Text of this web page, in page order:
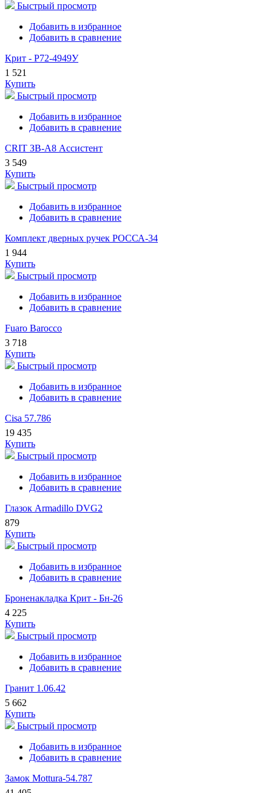
Быстрый просмотр
Добавить в избранное
Добавить в сравнение
Крит - Р72-4949У
1 521
Купить
Быстрый просмотр
Добавить в избранное
Добавить в сравнение
CRIT ЗВ-А8 Ассистент
3 549
Купить
Быстрый просмотр
Добавить в избранное
Добавить в сравнение
Комплект дверных ручек РОССА-34
1 944
Купить
Быстрый просмотр
Добавить в избранное
Добавить в сравнение
Fuaro Barocco
3 718
Купить
Быстрый просмотр
Добавить в избранное
Добавить в сравнение
Cisa 57.786
19 435
Купить
Быстрый просмотр
Добавить в избранное
Добавить в сравнение
Глазок Armadillo DVG2
879
Купить
Быстрый просмотр
Добавить в избранное
Добавить в сравнение
Броненакладка Крит - Бн-26
4 225
Купить
Быстрый просмотр
Добавить в избранное
Добавить в сравнение
Гранит 1.06.42
5 662
Купить
Быстрый просмотр
Добавить в избранное
Добавить в сравнение
Замок Mottura-54.787